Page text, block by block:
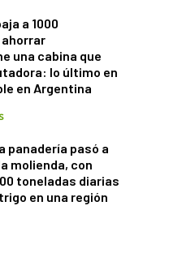
a 1000
una cabina que
lo último en
en Argentina
panadería pasó a
molienda, con
toneladas diarias
en una región